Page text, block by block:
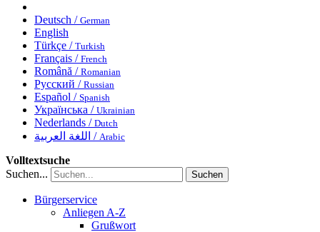
Deutsch / German
English
Türkçe / Turkish
Français / French
Română / Romanian
Русский / Russian
Español / Spanish
Українська / Ukrainian
Nederlands / Dutch
اللغة العربية / Arabic
Volltextsuche
Suchen...
Suchen
Bürgerservice
Anliegen A-Z
Grußwort